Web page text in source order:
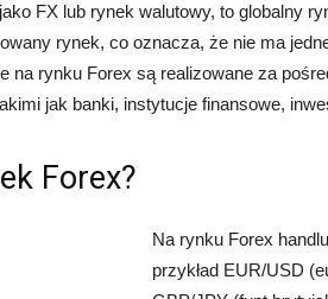
FX lub rynek walutowy, to globalny
rynek, co oznacza, że nie ma
na rynku Forex są realizowane za
jak banki, instytucje finansowe,
Forex?
Na rynku Forex
przykład EUR/USD